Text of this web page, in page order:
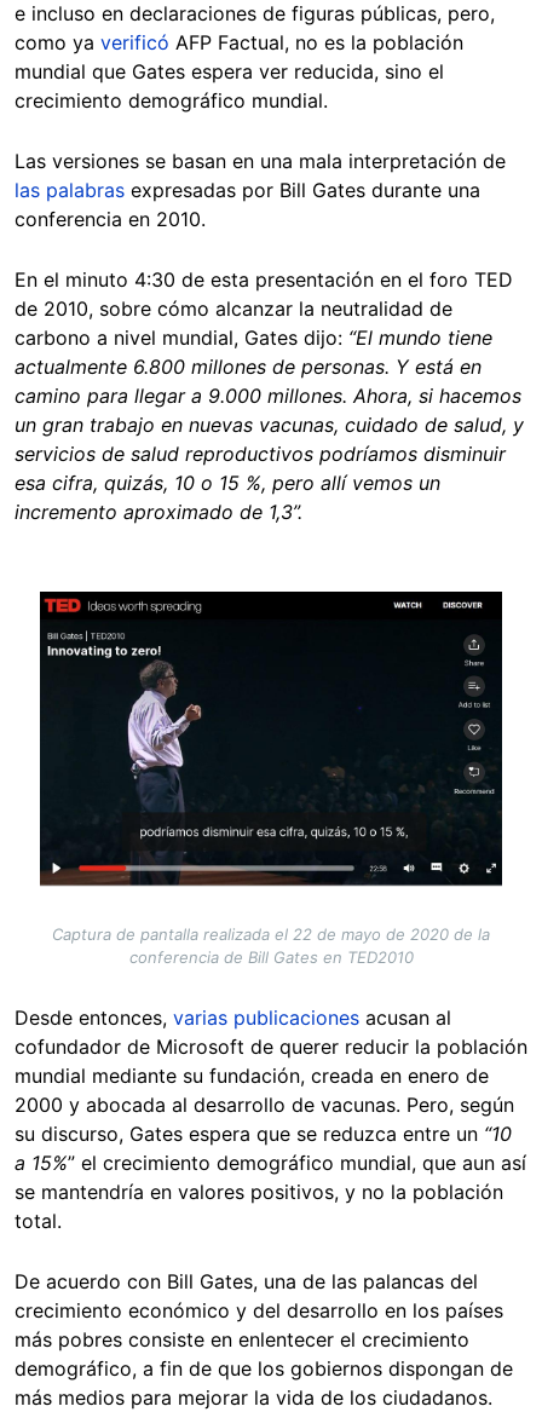
e incluso en declaraciones de figuras públicas, pero,
como ya verificó AFP Factual, no es la población
mundial que Gates espera ver reducida, sino el
crecimiento demográfico mundial.
Las versiones se basan en una mala interpretación de
las palabras expresadas por Bill Gates durante una
conferencia en 2010.
En el minuto 4:30 de esta presentación en el foro TED
de 2010, sobre cómo alcanzar la neutralidad de
carbono a nivel mundial, Gates dijo: “El mundo tiene
actualmente 6.800 millones de personas. Y está en
camino para llegar a 9.000 millones. Ahora, si hacemos
un gran trabajo en nuevas vacunas, cuidado de salud, y
servicios de salud reproductivos podríamos disminuir
esa cifra, quizás, 10 o 15 %, pero allí vemos un
incremento aproximado de 1,3”.
Image
Captura de pantalla realizada el 22 de mayo de 2020 de la
conferencia de Bill Gates en TED2010
Desde entonces, varias publicaciones acusan al
cofundador de Microsoft de querer reducir la población
mundial mediante su fundación, creada en enero de
2000 y abocada al desarrollo de vacunas. Pero, según
su discurso, Gates espera que se reduzca entre un “10
a 15%” el crecimiento demográfico mundial, que aun así
se mantendría en valores positivos, y no la población
total.
De acuerdo con Bill Gates, una de las palancas del
crecimiento económico y del desarrollo en los países
más pobres consiste en enlentecer el crecimiento
demográfico, a fin de que los gobiernos dispongan de
más medios para mejorar la vida de los ciudadanos.